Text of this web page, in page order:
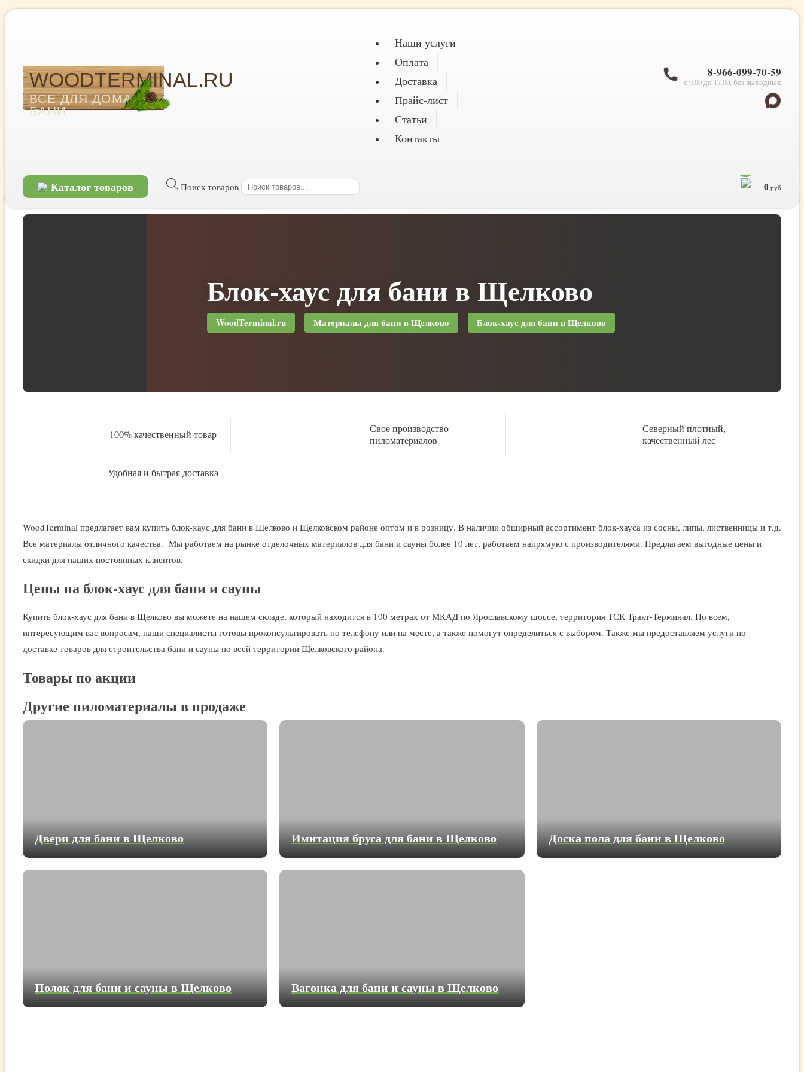
WOODTERMINAL.RU
ВСЕ ДЛЯ ДОМА И
БАНИ
Наши услуги
Оплата
Доставка
Прайс-лист
Статьи
Контакты
8-966-099-70-59
с 9.00 до 17.00, без выходных
Каталог товаров Поиск товаров 0 руб
Блок-хаус для бани в Щелково
WoodTerminal.ru Материалы для бани в Щелково Блок-хаус для бани в Щелково
100% качественный товар
Свое производство
пиломатериалов
Северный плотный,
качественный лес
Удобная и бытрая доставка
WoodTerminal предлагает вам купить блок-хаус для бани в Щелково и Щелковском районе оптом и в розницу. В наличии обширный ассортимент блок-хауса из сосны, липы, лиственницы и т.д.
Все материалы отличного качества. Мы работаем на рынке отделочных материалов для бани и сауны более 10 лет, работаем напрямую с производителями. Предлагаем выгодные цены и
скидки для наших постоянных клиентов.
Цены на блок-хаус для бани и сауны
Купить блок-хаус для бани в Щелково вы можете на нашем складе, который находится в 100 метрах от МКАД по Ярославскому шоссе, территория ТСК Тракт-Терминал. По всем,
интересующим вас вопросам, наши специалисты готовы проконсультировать по телефону или на месте, а также помогут определиться с выбором. Также мы предоставляем услуги по
доставке товаров для строительства бани и сауны по всей территории Щелковского района.
Товары по акции
Другие пиломатериалы в продаже
Двери для бани в Щелково Имитация бруса для бани в Щелково Доска пола для бани в Щелково
Полок для бани и сауны в Щелково Вагонка для бани и сауны в Щелково